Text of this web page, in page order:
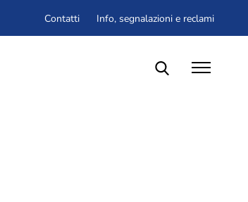
Contatti Info, segnalazioni e reclami